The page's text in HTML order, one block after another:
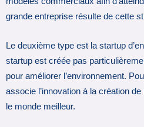
grande entreprise résulte de cette
Le deuxième type est la startup
startup est créée pas
pour améliorer l’environnement.
associe l’innovation à la création
le monde meilleur.